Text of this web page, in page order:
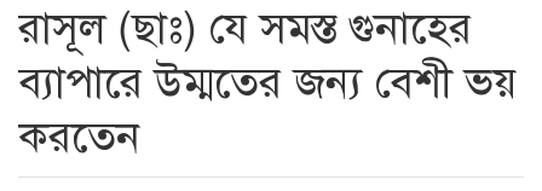
রাসূল (ছাঃ) যে সমস্ত গুনাহের
ব্যাপারে উম্মতের জন্য বেশী ভয়
করতেন